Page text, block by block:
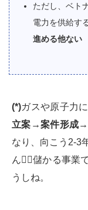
ただし、ベト
電力を供給す
進める他ない
(*)ガスや原子力
立案→案件形成
なり、向こう2-3
ん🙅‍♂️儲かる事業
うしね。